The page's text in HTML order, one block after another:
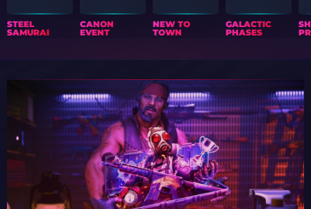
STEEL
SAMURAI
CANON
EVENT
NEW TO
TOWN
GALACTIC
PHASES